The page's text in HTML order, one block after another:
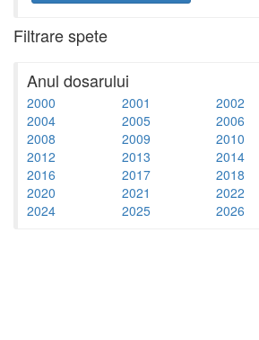
Filtrare spete
Anul dosarului
2000 2001 2002
2004
2005 2006
2008
2009 2010
2012
2013 2014
2016
2017 2018
2020
2021 2022
2024
2025 2026